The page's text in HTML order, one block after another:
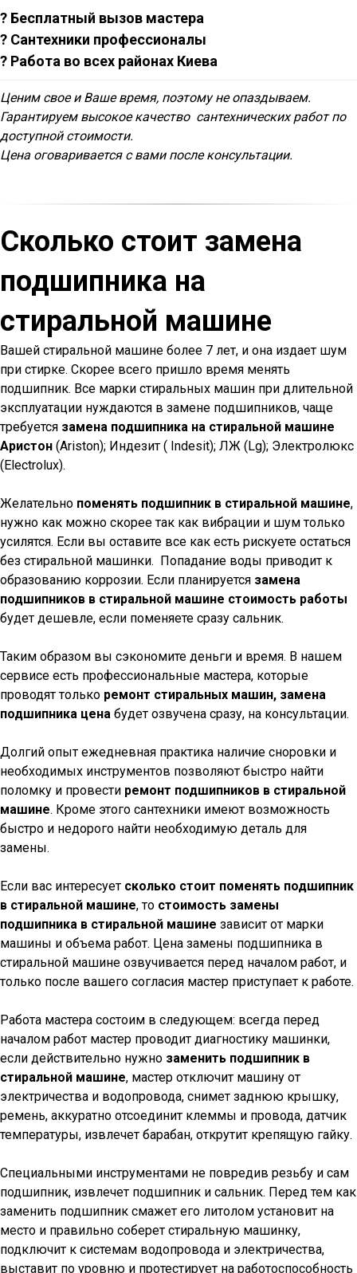
? Бесплатный вызов мастера
? Сантехники профессионалы
? Работа во всех районах Киева
Ценим свое и Ваше время, поэтому не опаздываем.
Гарантируем высокое качество сантехнических работ по
доступной стоимости.
Цена оговаривается с вами после консультации.
Сколько стоит замена
подшипника на
стиральной машине
Вашей стиральной машине более 7 лет, и она издает шум
при стирке. Скорее всего пришло время менять
подшипник. Все марки стиральных машин при длительной
эксплуатации нуждаются в замене подшипников, чаще
требуется замена подшипника на стиральной машине
Аристон (Ariston); Индезит ( Indesit); ЛЖ (Lg); Электролюкс
(Electrolux).
Желательно поменять подшипник в стиральной машине,
нужно как можно скорее так как вибрации и шум только
усилятся. Если вы оставите все как есть рискуете остаться
без стиральной машинки. Попадание воды приводит к
образованию коррозии. Если планируется замена
подшипников в стиральной машине стоимость работы
будет дешевле, если поменяете сразу сальник.
Таким образом вы сэкономите деньги и время. В нашем
сервисе есть профессиональные мастера, которые
проводят только ремонт стиральных машин, замена
подшипника цена будет озвучена сразу, на консультации.
Долгий опыт ежедневная практика наличие сноровки и
необходимых инструментов позволяют быстро найти
поломку и провести ремонт подшипников в стиральной
машине. Кроме этого сантехники имеют возможность
быстро и недорого найти необходимую деталь для
замены.
Если вас интересует сколько стоит поменять подшипник
в стиральной машине, то стоимость замены
подшипника в стиральной машине зависит от марки
машины и объема работ. Цена замены подшипника в
стиральной машине озвучивается перед началом работ, и
только после вашего согласия мастер приступает к работе.
Работа мастера состоим в следующем: всегда перед
началом работ мастер проводит диагностику машинки,
если действительно нужно заменить подшипник в
стиральной машине, мастер отключит машину от
электричества и водопровода, снимет заднюю крышку,
ремень, аккуратно отсоединит клеммы и провода, датчик
температуры, извлечет барабан, открутит крепящую гайку.
Специальными инструментами не повредив резьбу и сам
подшипник, извлечет подшипник и сальник. Перед тем как
заменить подшипник смажет его литолом установит на
место и правильно соберет стиральную машинку,
подключит к системам водопровода и электричества,
выставит по уровню и протестирует на работоспособность